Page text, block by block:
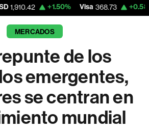
+1.50% Visa 368.73 +0.58%
MERCADOS
de los
emergentes,
se centran en
mundial